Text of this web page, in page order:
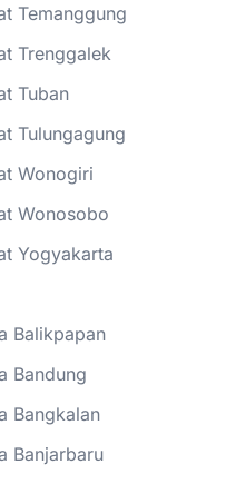
Temanggung
Trenggalek
Tuban
Tulungagung
Wonogiri
Wonosobo
Yogyakarta
Balikpapan
Bandung
Bangkalan
Banjarbaru